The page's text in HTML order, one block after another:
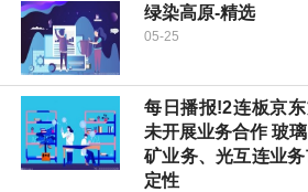
绿染高原-精选
05-25
每日播报!2连板京
未开展业务合作 玻
矿业务、光互连业
定性